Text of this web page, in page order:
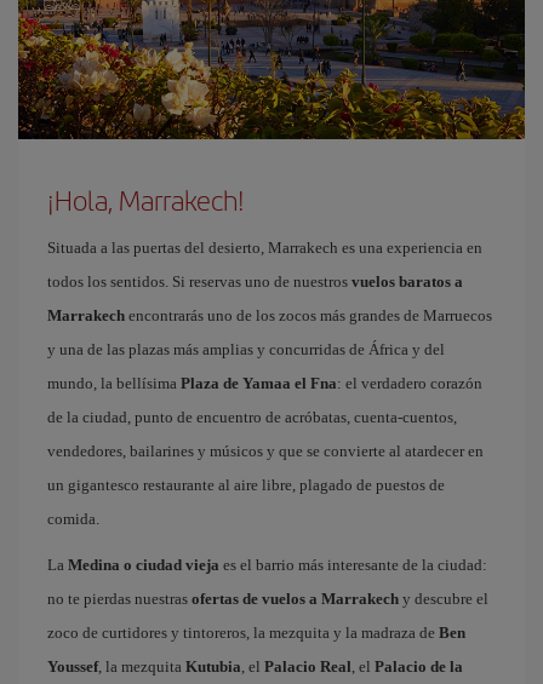
¡Hola, Marrakech!
Situada a las puertas del desierto, Marrakech es una experiencia en
todos los sentidos. Si reservas uno de nuestros vuelos baratos a
Marrakech encontrarás uno de los zocos más grandes de Marruecos
y una de las plazas más amplias y concurridas de África y del
mundo, la bellísima Plaza de Yamaa el Fna: el verdadero corazón
de la ciudad, punto de encuentro de acróbatas, cuenta-cuentos,
vendedores, bailarines y músicos y que se convierte al atardecer en
un gigantesco restaurante al aire libre, plagado de puestos de
comida.
La Medina o ciudad vieja es el barrio más interesante de la ciudad:
no te pierdas nuestras ofertas de vuelos a Marrakech y descubre el
zoco de curtidores y tintoreros, la mezquita y la madraza de Ben
Youssef, la mezquita Kutubia, el Palacio Real, el Palacio de la